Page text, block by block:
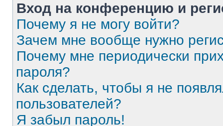
Вход на конференцию и
Почему я не могу войти?
Зачем мне вообще нужно
Почему мне периодически
пароля?
Как сделать, чтобы я не
пользователей?
Я забыл пароль!